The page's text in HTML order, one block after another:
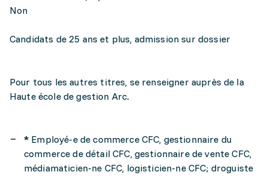
Non
Candidats de 25 ans et plus, admission sur dossier
Pour tous les autres titres, se renseigner auprès de la
Haute école de gestion Arc.
* Employé-e de commerce CFC, gestionnaire du
commerce de détail CFC, gestionnaire de vente CFC,
médiamaticien-ne CFC, logisticien-ne CFC; droguiste